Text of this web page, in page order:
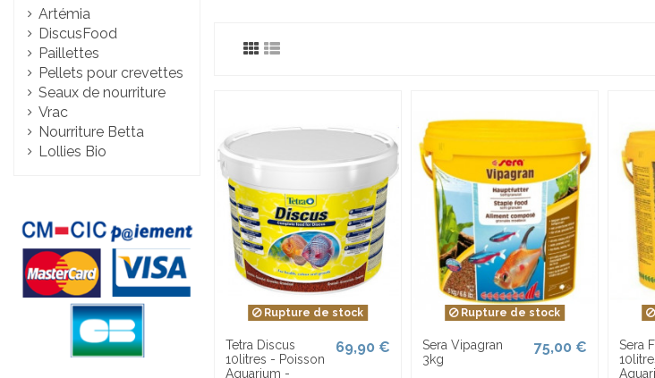
Rupture de stock
Tetra Discus
10litres - Poisson
Aquarium -
69,90 €
Rupture de stock
Sera Vipagran
3kg
75,00 €
Sera
Artémia
DiscusFood
Paillettes
Pellets pour crevettes
Seaux de nourriture
Vrac
Nourriture Betta
Lollies Bio